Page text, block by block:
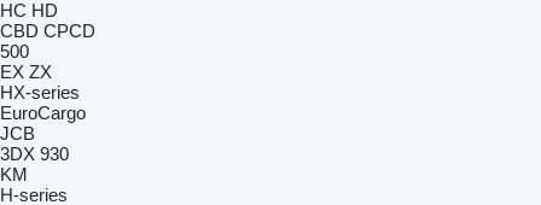
HC HD
CBD CPCD
500
EX ZX
HX-series
EuroCargo
JCB
3DX 930
KM
H-series